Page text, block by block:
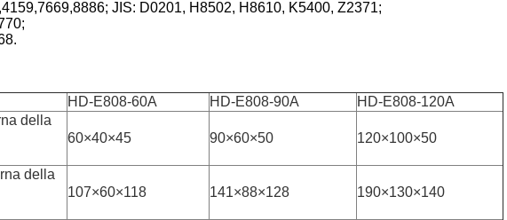
JIS: D0201, H8502, H8610, K5400, Z2371;
HD-E808-60A HD-E808-90A
HD-E808-120A
della
60×40×45 90×60×50 120×100×50
della
107×60×118 141×88×128 190×130×140